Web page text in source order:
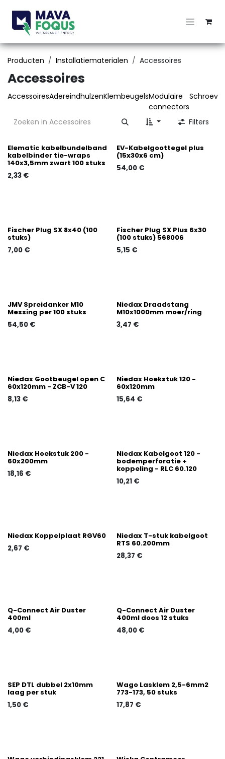
Producten Installatiematerialen Accessoires
Accessoires
AccessoiresAdereindhulzenKlembeugelsModulaire
connectors
Filters
Elematic kabelbundelband
kabelbinder tie-wraps
140x3,5mm zwart 100 stuks
2,33 €
EV-Kabelgoottegel plus
(15x30x6 cm)
54,00€
Fischer Plug SX 8x40 (100
stuks)
7,00 €
Fischer Plug SX Plus 6x30
(100 stuks) 568006
5,15 €
JMV Spreidanker M10
Messing per 100 stuks
54,50 €
Niedax Draadstang
M10x1000mm moer/ring
3,47 €
Niedax Gootbeugel open C
60x120mm - ZCB-V 120
8,13 €
Niedax Hoekstuk 120 -
60x120mm
15,64 €
Niedax Hoekstuk 200 -
60x200mm
18,16 €
Niedax Kabelgoot 120 -
bodemperforatie +
koppeling - RLC 60.120
10,21€
Niedax Koppelplaat RGV60
2,67 €
Niedax T-stuk kabelgoot
RTS 60.200mm
28,37 €
Q-Connect Air Duster
400ml
4,00 €
Q-Connect Air Duster
400ml doos 12 stuks
48,00€
SEP DTL dubbel 2x10mm
laag per stuk
1,50 €
Wago Lasklem 2,5-6mm2
773-173, 50 stuks
17,87 €